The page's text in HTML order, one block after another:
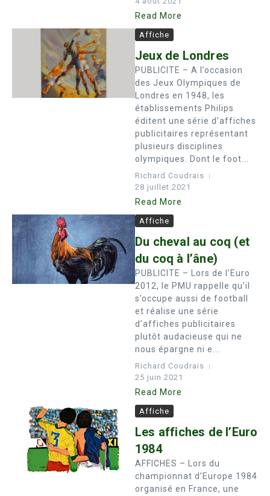
Read More
Affiche
Jeux de Londres
PUBLICITE – A l’occasion
des Jeux Olympiques de
Londres en 1948, les
établissements Philips
éditent une série d’affiches
publicitaires représentant
plusieurs disciplines
olympiques. Dont le foot...
Richard Coudrais
28 juillet 2021
Read More
Affiche
Du cheval au coq (et
du coq à l’âne)
PUBLICITE – Lors de l’Euro
2012, le PMU rappelle qu’il
s’occupe aussi de football
et réalise une série
d’affiches publicitaires
plutôt audacieuse qui ne
nous épargne ni e...
Richard Coudrais
25 juin 2021
Read More
Affiche
Les affiches de l’Euro
1984
AFFICHES – Lors du
championnat d’Europe 1984
organisé en France, une